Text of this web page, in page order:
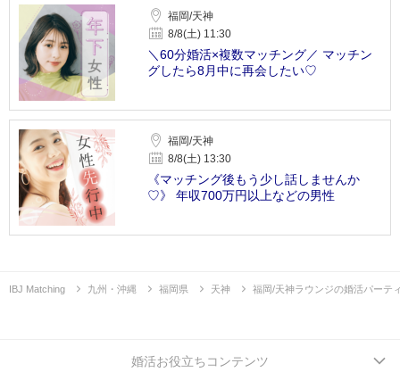
福岡/天神
8/8(土) 11:30
＼60分婚活×複数マッチング／ マッチン
グしたら8月中に再会したい♡
福岡/天神
8/8(土) 13:30
《マッチング後もう少し話しませんか
♡》 年収700万円以上などの男性
IBJ Matching 九州・沖縄 福岡県 天神 福岡/天神ラウンジの婚活パーテ
婚活お役立ちコンテンツ